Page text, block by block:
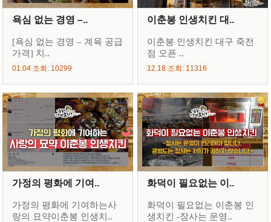
욕심 없는 경영 –..
[욕심 없는 경영 – 계육 공급
가격] 치..
01.04 조회: 10299
이춘봉 인생치킨 대..
이춘봉 인생치킨 대구 죽전
점 오픈 ..
12.18 조회: 11316
가정의 평화에 기여..
가정의 평화에 기여하는사
랑의 묘약이춘봉 인생치..
화덕이 필요없는 이..
화덕이 필요없는 이춘봉 인
생치킨 -장사는 운영..